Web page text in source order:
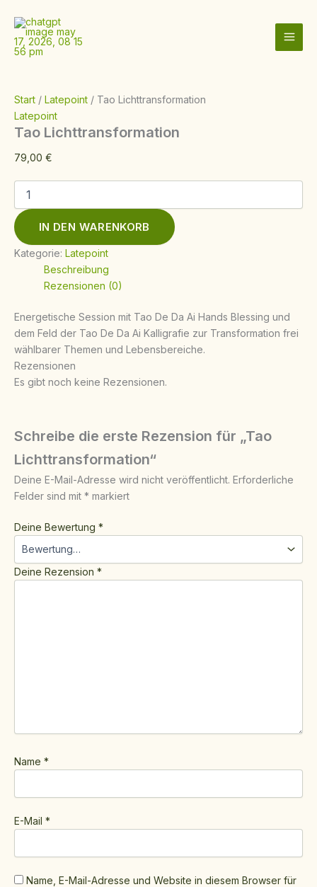
Inhalt
springen
Start / Latepoint / Tao Lichttransformation
Latepoint
Tao Lichttransformation
79,00 €
Lichttransformation
Menge
IN DEN WARENKORB
Kategorie: Latepoint
Beschreibung
Rezensionen (0)
Energetische Session mit Tao De Da Ai Hands Blessing und
dem Feld der Tao De Da Ai Kalligrafie zur Transformation frei
wählbarer Themen und Lebensbereiche.
Rezensionen
Es gibt noch keine Rezensionen.
Schreibe die erste Rezension für „Tao
Lichttransformation“
Deine E-Mail-Adresse wird nicht veröffentlicht. Erforderliche
Felder sind mit * markiert
Deine Bewertung *
Deine Rezension *
Name *
E-Mail *
Name, E-Mail-Adresse und Website in diesem Browser für